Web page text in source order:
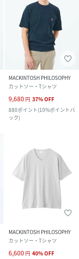
MACKINTOSH PHILOSOPHY
カットソー・Tシャツ
9,680 円 37%OFF
880ポイント(10%ポイントバ
ック)
MACKINTOSH PHILOSOPHY
カットソー・Tシャツ
6,600 円 40%OFF